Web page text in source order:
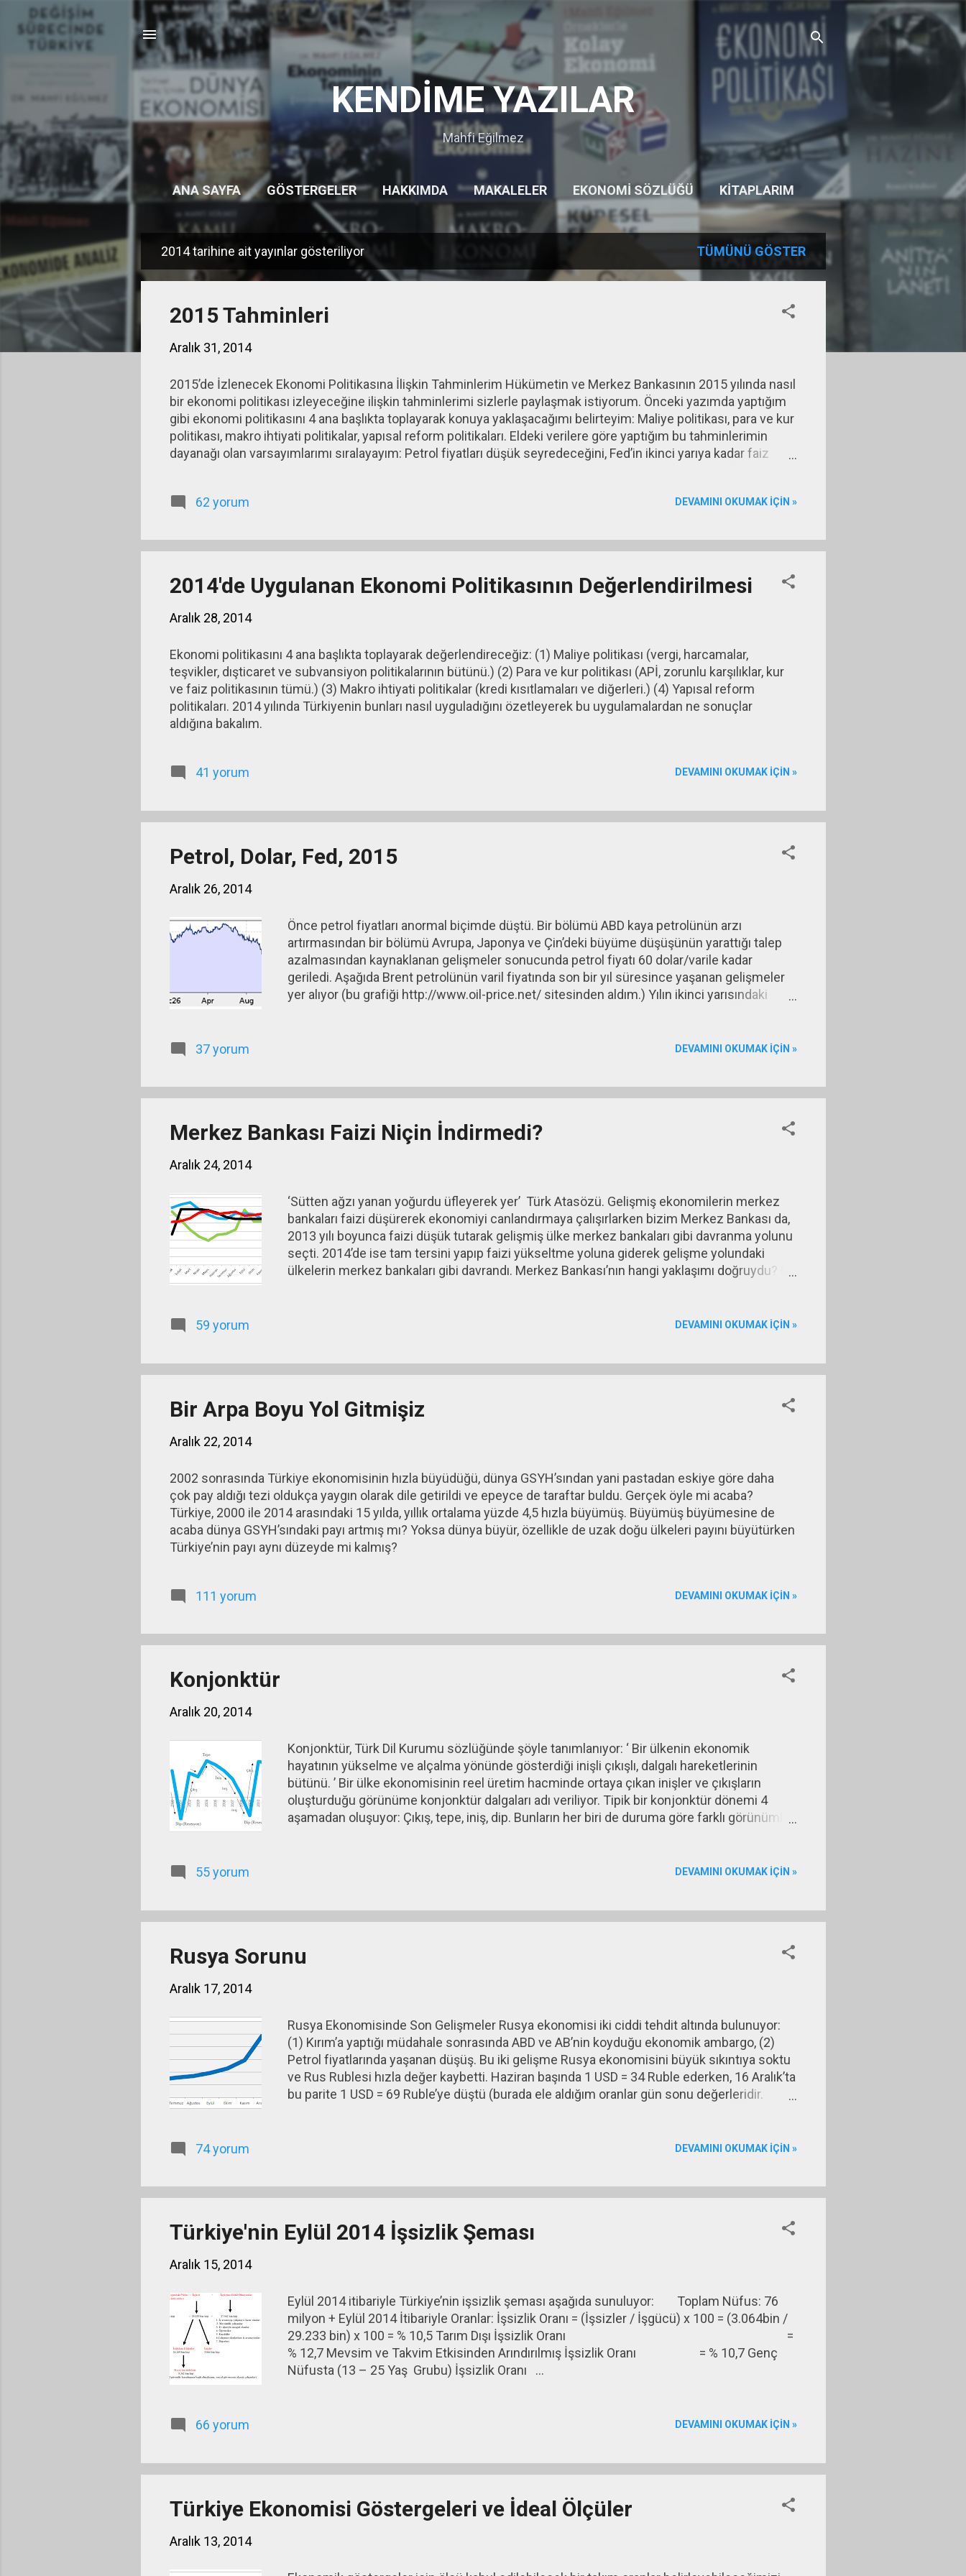
Ana içeriğe atla
KENDİME YAZILAR
Mahfi Eğilmez
ANA SAYFA GÖSTERGELER HAKKIMDA MAKALELER EKONOMI SÖZLÜĞÜ KITAPLARIM
HITITLER GEZILERIM DIĞER… UYARI
a
ı
t
2014 tarihine ait yayınlar gösteriliyor TÜMÜNÜ GÖSTER
2015 Tahminleri
Aralık 31, 2014
2015’de İzlenecek Ekonomi Politikasına İlişkin Tahminlerim Hükümetin ve Merkez Bankasının 2015 yılında nasıl
bir ekonomi politikası izleyeceğine ilişkin tahminlerimi sizlerle paylaşmak istiyorum. Önceki yazımda yaptığım
gibi ekonomi politikasını 4 ana başlıkta toplayarak konuya yaklaşacağımı belirteyim: Maliye politikası, para ve kur
politikası, makro ihtiyati politikalar, yapısal reform politikaları. Eldeki verilere göre yaptığım bu tahminlerimin
dayanağı olan varsayımlarımı sıralayayım: Petrol fiyatları düşük seyredeceğini, Fed’in ikinci yarıya kadar faiz
gitmeyeceğini varsayıyorum.
62 yorum DEVAMINI OKUMAK IÇIN »
2014'de Uygulanan Ekonomi Politikasının Değerlendirilmesi
Aralık 28, 2014
Ekonomi politikasını 4 ana başlıkta toplayarak değerlendireceğiz: (1) Maliye politikası (vergi, harcamalar,
teşvikler, dışticaret ve subvansiyon politikalarının bütünü.) (2) Para ve kur politikası (APİ, zorunlu karşılıklar, kur
ve faiz politikasının tümü.) (3) Makro ihtiyati politikalar (kredi kısıtlamaları ve diğerleri.) (4) Yapısal reform
politikaları. 2014 yılında Türkiyenin bunları nasıl uyguladığını özetleyerek bu uygulamalardan ne sonuçlar
aldığına bakalım.
41 yorum DEVAMINI OKUMAK IÇIN »
Petrol, Dolar, Fed, 2015
Aralık 26, 2014
Önce petrol fiyatları anormal biçimde düştü. Bir bölümü ABD kaya petrolünün arzı
artırmasından bir bölümü Avrupa, Japonya ve Çin’deki büyüme düşüşünün yarattığı talep
azalmasından kaynaklanan gelişmeler sonucunda petrol fiyatı 60 dolar/varile kadar
geriledi. Aşağıda Brent petrolünün varil fiyatında son bir yıl süresince yaşanan gelişmeler
yer alıyor (bu grafiği http://www.oil-price.net/ sitesinden aldım.) Yılın ikinci yarısındaki
37 yorum DEVAMINI OKUMAK IÇIN »
Merkez Bankası Faizi Niçin İndirmedi?
Aralık 24, 2014
‘Sütten ağzı yanan yoğurdu üfleyerek yer’ Türk Atasözü. Gelişmiş ekonomilerin merkez
bankaları faizi düşürerek ekonomiyi canlandırmaya çalışırlarken bizim Merkez Bankası da,
2013 yılı boyunca faizi düşük tutarak gelişmiş ülke merkez bankaları gibi davranma yolunu
seçti. 2014’de ise tam tersini yapıp faizi yükseltme yoluna giderek gelişme yolundaki
ülkelerin merkez bankaları gibi davrandı. Merkez Bankası’nın hangi yaklaşımı doğruydu? Bu
59 yorum
DEVAMINI OKUMAK IÇIN »
Bir Arpa Boyu Yol Gitmişiz
Aralık 22, 2014
2002 sonrasında Türkiye ekonomisinin hızla büyüdüğü, dünya GSYH’sından yani pastadan eskiye göre daha
çok pay aldığı tezi oldukça yaygın olarak dile getirildi ve epeyce de taraftar buldu. Gerçek öyle mi acaba?
Türkiye, 2000 ile 2014 arasındaki 15 yılda, yıllık ortalama yüzde 4,5 hızla büyümüş. Büyümüş büyümesine de
acaba dünya GSYH’sındaki payı artmış mı? Yoksa dünya büyür, özellikle de uzak doğu ülkeleri payını büyütürken
Türkiye’nin payı aynı düzeyde mi kalmış?
111 yorum DEVAMINI OKUMAK IÇIN »
Konjonktür
Aralık 20, 2014
Konjonktür, Türk Dil Kurumu sözlüğünde şöyle tanımlanıyor: ‘ Bir ülkenin ekonomik
hayatının yükselme ve alçalma yönünde gösterdiği inişli çıkışlı, dalgalı hareketlerinin
bütünü. ’ Bir ülke ekonomisinin reel üretim hacminde ortaya çıkan inişler ve çıkışların
oluşturduğu görünüme konjonktür dalgaları adı veriliyor. Tipik bir konjonktür dönemi 4
aşamadan oluşuyor: Çıkış, tepe, iniş, dip. Bunların her biri de duruma göre farklı görünümler
birkaç yıl devam eden bir duruma dönüşmüş ve bu diğer ekonomik büyüklükleri de benzer
aşaması sert bir düşüş olarak ortaya çıkmışsa buna da çöküş deniyor.
55 yorum DEVAMINI OKUMAK IÇIN »
Rusya Sorunu
Aralık 17, 2014
Rusya Ekonomisinde Son Gelişmeler Rusya ekonomisi iki ciddi tehdit altında bulunuyor:
(1) Kırım’a yaptığı müdahale sonrasında ABD ve AB’nin koyduğu ekonomik ambargo, (2)
Petrol fiyatlarında yaşanan düşüş. Bu iki gelişme Rusya ekonomisini büyük sıkıntıya soktu
ve Rus Rublesi hızla değer kaybetti. Haziran başında 1 USD = 34 Ruble ederken, 16 Aralık’ta
bu parite 1 USD = 69 Ruble’ye düştü (burada ele aldığım oranlar gün sonu değerleridir.
rezervlerinden döviz satarak piyasaya müdahale etmeye başladı. Bu hamle sonunda Ruble
74 yorum DEVAMINI OKUMAK IÇIN »
Türkiye'nin Eylül 2014 İşsizlik Şeması
Aralık 15, 2014
Eylül 2014 itibariyle Türkiye’nin işsizlik şeması aşağıda sunuluyor: Toplam Nüfus: 76
milyon + Eylül 2014 İtibariyle Oranlar: İşsizlik Oranı = (İşsizler / İşgücü) x 100 = (3.064bin /
29.233 bin) x 100 = % 10,5 Tarım Dışı İşsizlik Oranı =
% 12,7 Mevsim ve Takvim Etkisinden Arındırılmış İşsizlik Oranı = % 10,7 Genç
Nüfusta (13 – 25 Yaş Grubu) İşsizlik Oranı ...
66 yorum DEVAMINI OKUMAK IÇIN »
Türkiye Ekonomisi Göstergeleri ve İdeal Ölçüler
Aralık 13, 2014